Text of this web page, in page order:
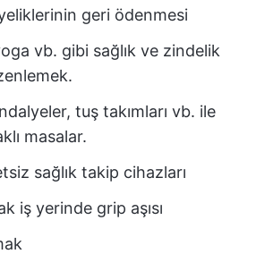
geri ödenmesi
vb. gibi sağlık ve zindelik
tuş takımları vb. ile
masalar.
sağlık takip cihazları
iş yerinde grip aşısı